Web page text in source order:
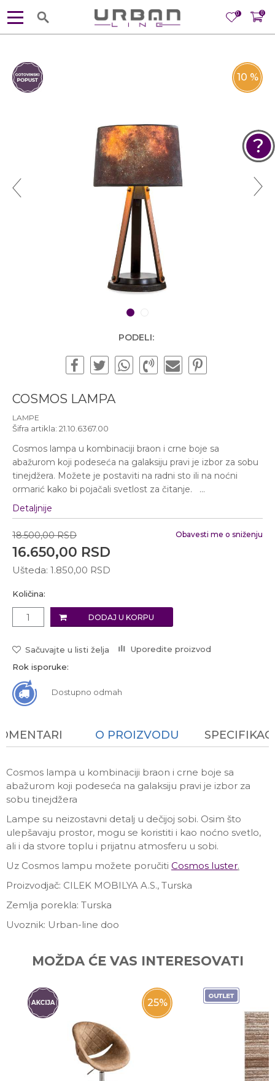
0
0
1
10 %
PODELI:
COSMOS LAMPA
LAMPE
Šifra artikla: 21.10.6367.00
Cosmos lampa u kombinaciji braon i crne boje sa
abažurom koji podeseća na galaksiju pravi je izbor za sobu
tinejdžera. Možete je postaviti na radni sto ili na noćni
ormarić kako bi pojačali svetlost za čitanje. ...
Detaljnije
18.500,00 RSD
16.650,00 RSD
Ušteda: 1.850,00 RSD
Obavesti me o sniženju
Količina:
DODAJ U KORPU
Sačuvajte u listi želja
Uporedite proizvod
Rok isporuke:
Dostupno odmah
POMOĆ PRI KUPOVINI
Za više informacija, pomoć i
Ponedeljak - Petak od
Subotom od 10:00 do
O PROIZVODU
Cosmos lampa u kombinaciji braon i crne boje sa
abažurom koji podeseća na galaksiju pravi je izbor za
sobu tinejdžera
Lampe su neizostavni detalj u dečijoj sobi. Osim što
ulepšavaju prostor, mogu se koristiti i kao noćno svetlo,
ali i da stvore toplu i prijatnu atmosferu u sobi.
Uz Cosmos lampu možete poručiti Cosmos luster.
Proizvodjač: CILEK MOBILYA A.S., Turska
Zemlja porekla: Turska
Uvoznik: Urban-line doo
Email
MOŽDA ĆE VAS INTERESOVATI
25%